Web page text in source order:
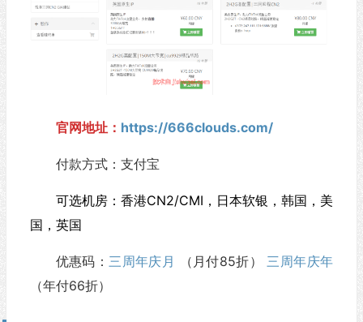
官网地址： https://666clouds.com/
付款方式：支付宝
可选机房：香港CN2/CMI，日本软银，韩国，美
国，英国
优惠码：三周年庆月 （月付85折）三周年庆年
（年付66折）